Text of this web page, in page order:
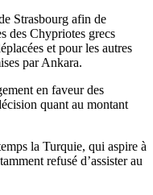
Strasbourg afin de
des Chypriotes grecs
et pour les autres
par Ankara.
en faveur des
quant au montant
la Turquie, qui aspire à
refusé d’assister au